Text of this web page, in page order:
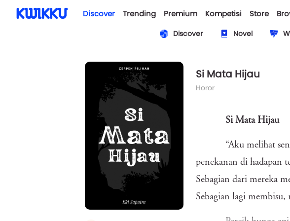
Discover Trending Premium Kompetisi Store
Discover Novel
Si Mata Hijau
Horor
Si Mata Hijau
“Aku melihat
penekanan di hadapan
Sebagian dari mereka
Sebagian lagi